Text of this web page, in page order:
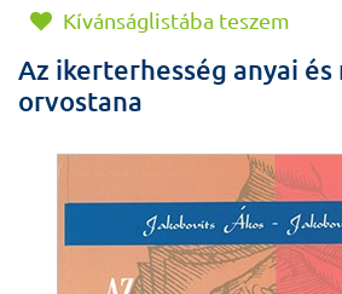
Kívánságlistába teszem
Az ikerterhesség anyai és
orvostana